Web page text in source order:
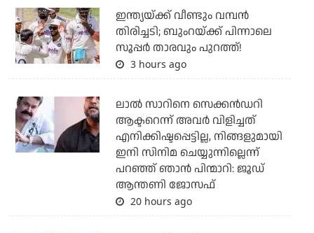
ഇന്ത്യയ്ക്ക് വീണ്ടും വമ്പന്‍
തിരിച്ചടി; ബുംറയ്ക്ക് പിന്നാലെ
സൂപ്പര്‍ താരവും പുറത്ത്!
3 hours ago
ലാല്‍ സാറിനെ സെക്കന്‍ഡറി
ആക്ടറെന്ന് അവര്‍ വിളിച്ചത്
എനിക്കിഷ്ടപ്പെട്ടില്ല, നിങ്ങളുമായി
ഇനി സിനിമ ചെയ്യുന്നില്ലെന്ന്
പറഞ്ഞ് ഞാന്‍ പിന്മാറി: ജൂഡ്
ആന്തണി ജോസഫ്
20 hours ago